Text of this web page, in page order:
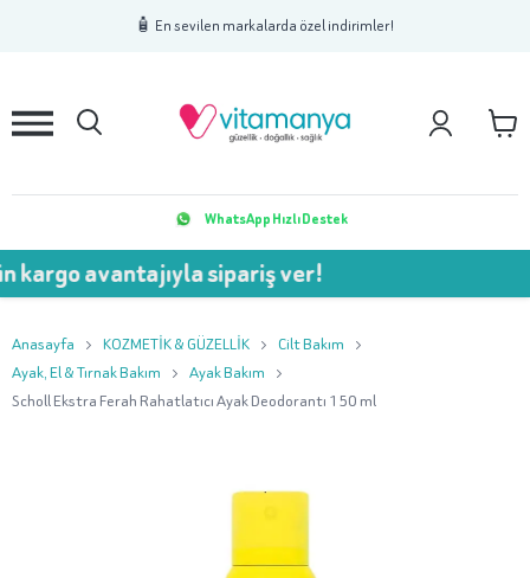
🧴 En sevilen markalarda özel indirimler!
2 3
WhatsApp Hızlı Destek
avantajıyla sipariş ver!
Anasayfa KOZMETİK & GÜZELLİK
Cilt Bakım
Ayak, El & Tırnak Bakım
Ayak Bakım
Scholl Ekstra Ferah Rahatlatıcı Ayak Deodorantı 150 ml